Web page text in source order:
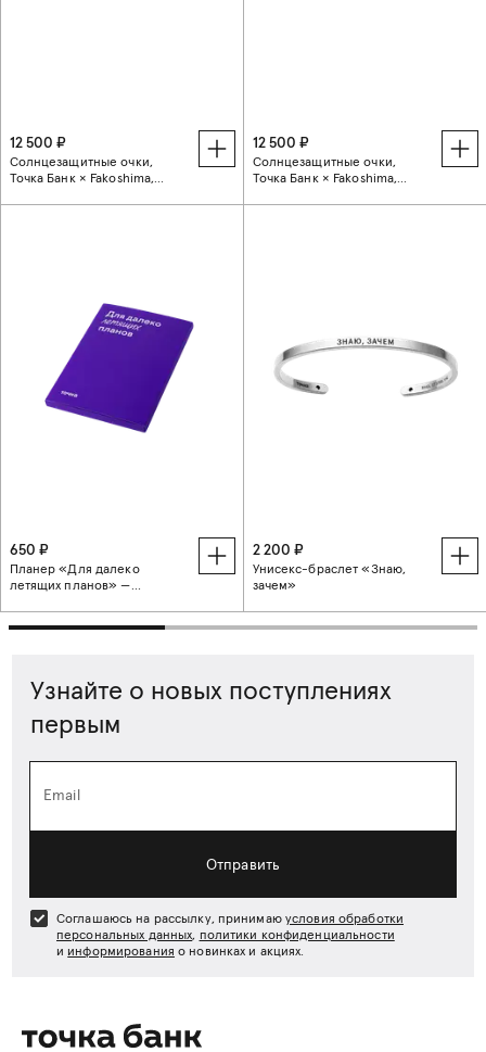
12 500 ₽
Солнцезащитные очки,
Точка Банк × Fakoshima,
12 500 ₽
Солнцезащитные очки,
Точка Банк × Fakoshima,
650 ₽
Планер «Для далеко
летящих планов» —
2 200 ₽
Унисекс-браслет «Знаю,
зачем»
Узнайте о новых поступлениях
первым
Email
Отправить
Соглашаюсь на рассылку, принимаю условия обработки
персональных данных, политики конфиденциальности
и информирования о новинках и акциях.